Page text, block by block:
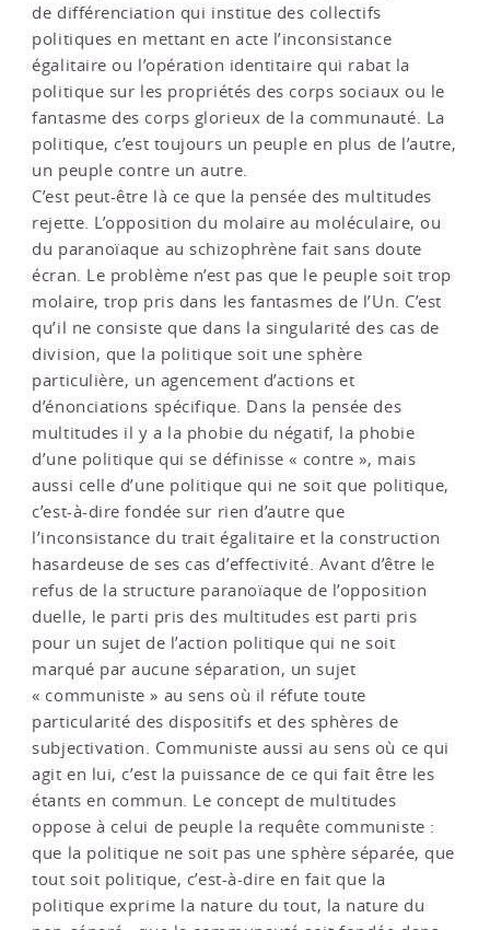
de différenciation qui institue des collectifs
politiques en mettant en acte l’inconsistance
égalitaire ou l’opération identitaire qui rabat la
politique sur les propriétés des corps sociaux ou le
fantasme des corps glorieux de la communauté. La
politique, c’est toujours un peuple en plus de l’autre,
un peuple contre un autre.
C’est peut-être là ce que la pensée des multitudes
rejette. L’opposition du molaire au moléculaire, ou
du paranoïaque au schizophrène fait sans doute
écran. Le problème n’est pas que le peuple soit trop
molaire, trop pris dans les fantasmes de l’Un. C’est
qu’il ne consiste que dans la singularité des cas de
division, que la politique soit une sphère
particulière, un agencement d’actions et
d’énonciations spécifique. Dans la pensée des
multitudes il y a la phobie du négatif, la phobie
d’une politique qui se définisse « contre », mais
aussi celle d’une politique qui ne soit que politique,
c’est-à-dire fondée sur rien d’autre que
l’inconsistance du trait égalitaire et la construction
hasardeuse de ses cas d’effectivité. Avant d’être le
refus de la structure paranoïaque de l’opposition
duelle, le parti pris des multitudes est parti pris
pour un sujet de l’action politique qui ne soit
marqué par aucune séparation, un sujet
« communiste » au sens où il réfute toute
particularité des dispositifs et des sphères de
subjectivation. Communiste aussi au sens où ce qui
agit en lui, c’est la puissance de ce qui fait être les
étants en commun. Le concept de multitudes
oppose à celui de peuple la requête communiste :
que la politique ne soit pas une sphère séparée, que
tout soit politique, c’est-à-dire en fait que la
politique exprime la nature du tout, la nature du